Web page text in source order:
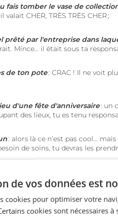
fais tomber le vase de
CHER, TRÈS TRÈS CHER ;
prêté par l'entreprise dans
Mince… il était sous ta
de ton pote: CRAC ! Il ne voit
d'une fête d'anniversaire: un
des lieux, tu es tenu
: alors là ce n’est pas cool…
de soins, tu devras les
de fêtes entre amis, d'incidents
pendant un stage, cette
civile étudiant, tu pourras
parfaitement couvert et protégé.
de vos données est
cookies pour optimiser votre
cookies sont nécessaires